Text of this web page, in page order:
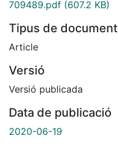
709489.pdf (607.2 KB)
Tipus de document
Article
Versió
Versió publicada
Data de publicació
2020-06-19